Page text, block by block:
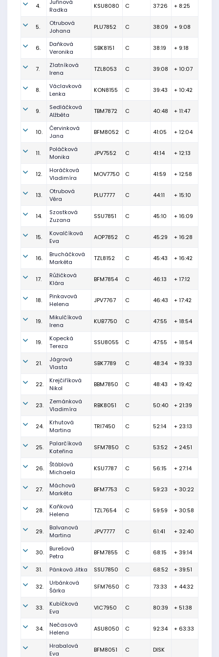
4.
Juřinová
Radka
KSU8080 C 37:26 + 8:25
5.
Otrubová
Johana
PLU7852 C 38:09 + 9:08
6.
Daňková
Veronika
SBK8151 C 38:19 + 9:18
7.
Zlatníková
Irena
TZL8053 C 39:08 + 10:07
8.
Václavková
Lenka
KON8155 C 39:43 + 10:42
9.
Sedláčková
Alžběta
TBM7872 C 40:48 + 11:47
10.
Červinková
Jana
BFM8052 C 41:05 + 12:04
11.
Poláčková
Monika
JPV7552 C 41:14 + 12:13
12.
Horáčková
Vladimíra
MOV7750 C 41:59 + 12:58
13.
Otrubová
Věra
PLU7777 C 44:11 + 15:10
14.
Szostková
Zuzana
SSU7851 C 45:10 + 16:09
15.
Kovalčíková
Eva
AOP7852 C 45:29 + 16:28
16.
Brucháčková
Markéta
TZL8152 C 45:43 + 16:42
17.
Růžičková
Klára
BFM7854 C 46:13 + 17:12
18.
Pinkavová
Helena
JPV7767 C 46:43 + 17:42
19.
Mikulčíková
Irena
KUB7750 C 47:55 + 18:54
19.
Kopecká
Tereza
SSU8055 C 47:55 + 18:54
21.
Jágrová
Vlasta
SBK7789 C 48:34 + 19:33
22.
Krejčiříková
Nikol
BBM7850 C 48:43 + 19:42
23.
Zemánková
Vladimíra
RBK8051 C 50:40 + 21:39
24.
Krhutová
Martina
TRI7450 C 52:14 + 23:13
25.
Palarčíková
Kateřina
SFM7850 C 53:52 + 24:51
26.
Štáblová
Michaela
KSU7787 C 56:15 + 27:14
27.
Máchová
Markéta
BFM7753 C 59:23 + 30:22
28.
Kaňková
Helena
TZL7654 C 59:59 + 30:58
29.
Balvanová
Martina
JPV7777 C 61:41 + 32:40
30.
Burešová
Petra
BFM7855 C 68:15 + 39:14
31. Pánková Jitka SSU7850 C 68:52 + 39:51
32.
Urbánková
Šárka
SFM7650 C 73:33 + 44:32
33.
Kubíčková
Eva
VIC7950 C 80:39 + 51:38
34.
Nečasová
Helena
ASU8050 C 92:34 + 63:33
Hrabalová
Eva
BFM8051 C DISK